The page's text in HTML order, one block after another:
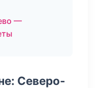
—
Северо-